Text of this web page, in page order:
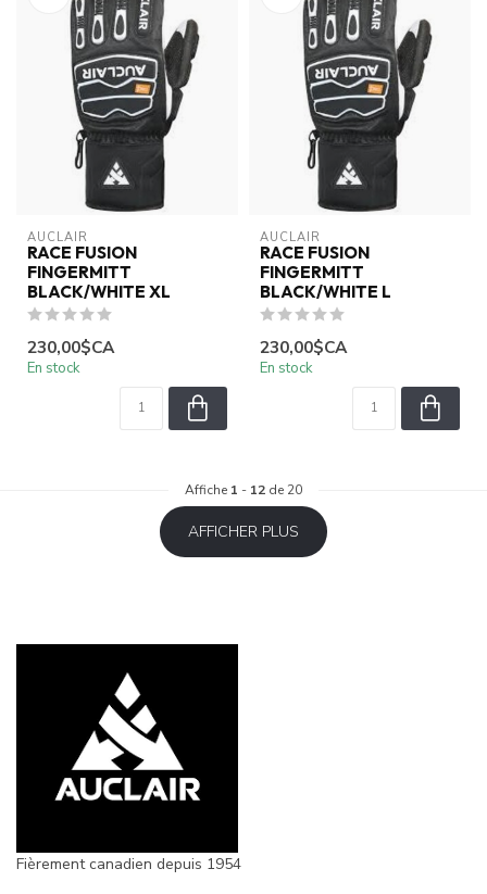
AUCLAIR
RACE FUSION
FINGERMITT
BLACK/WHITE XL
230,00$CA
En stock
AUCLAIR
RACE FUSION
FINGERMITT
BLACK/WHITE L
230,00$CA
En stock
Affiche 1 - 12 de 20
AFFICHER PLUS
Fièrement canadien depuis 1954